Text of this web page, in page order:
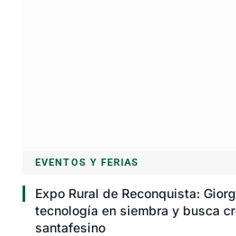
EVENTOS Y FERIAS
Expo Rural de Reconquista:
tecnología en siembra y busca
santafesino